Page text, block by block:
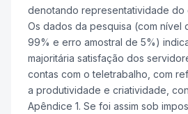
denotando representatividade
Os dados da pesquisa (com nível
99% e erro amostral de 5%)
majoritária satisfação dos
contas com o teletrabalho, com
a produtividade e criatividade,
Apêndice 1. Se foi assim sob